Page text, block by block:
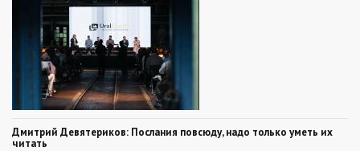
Дмитрий Девятериков: Послания повсюду, надо только уметь их
читать